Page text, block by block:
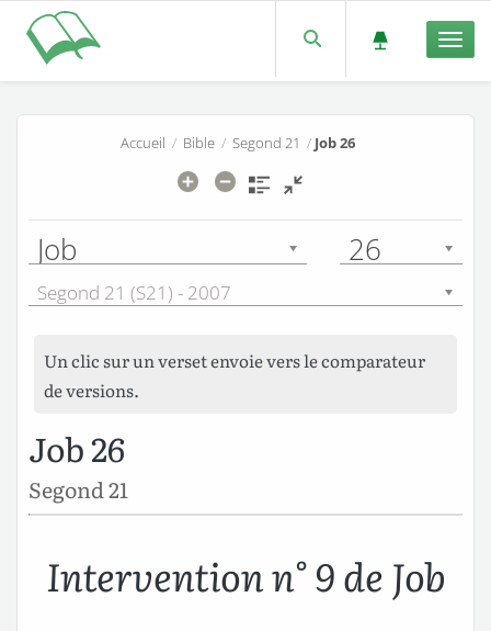
Accueil / Bible /Segond 21 / Job 26
Job 26
Segond 21 (S21) - 2007
Un clic sur un verset envoie vers le comparateur
de versions.
Job 26
Segond 21
Intervention n° 9 de Job